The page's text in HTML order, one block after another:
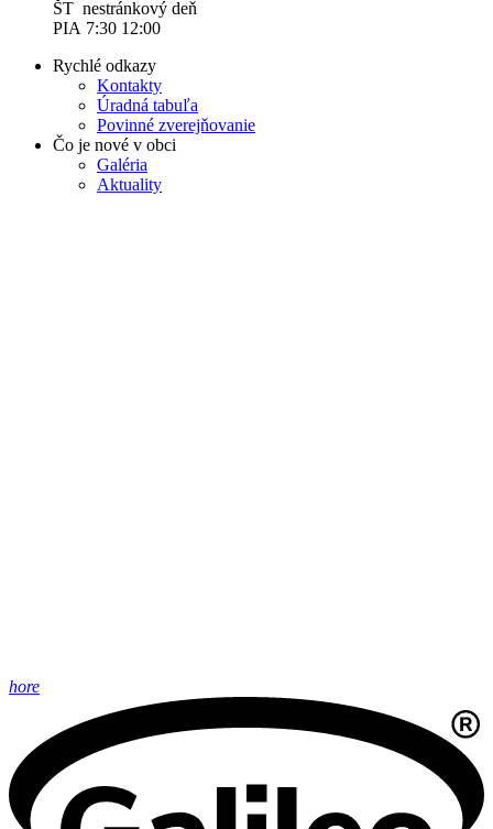
ŠT nestránkový deň
PIA 7:30 12:00
Rychlé odkazy
Kontakty
Úradná tabuľa
Povinné zverejňovanie
Čo je nové v obci
Galéria
Aktuality
hore